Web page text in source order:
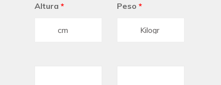
Altura * Peso *